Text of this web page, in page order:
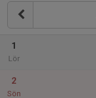
1
Lör
2
Sön